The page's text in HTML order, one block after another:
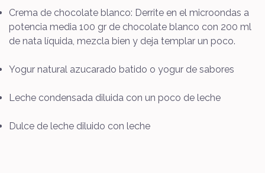
Crema de chocolate blanco: Derrite en el microondas a
potencia media 100 gr de chocolate blanco con 200 ml
de nata líquida, mezcla bien y deja templar un poco.
Yogur natural azucarado batido o yogur de sabores
Leche condensada diluida con un poco de leche
Dulce de leche diluido con leche